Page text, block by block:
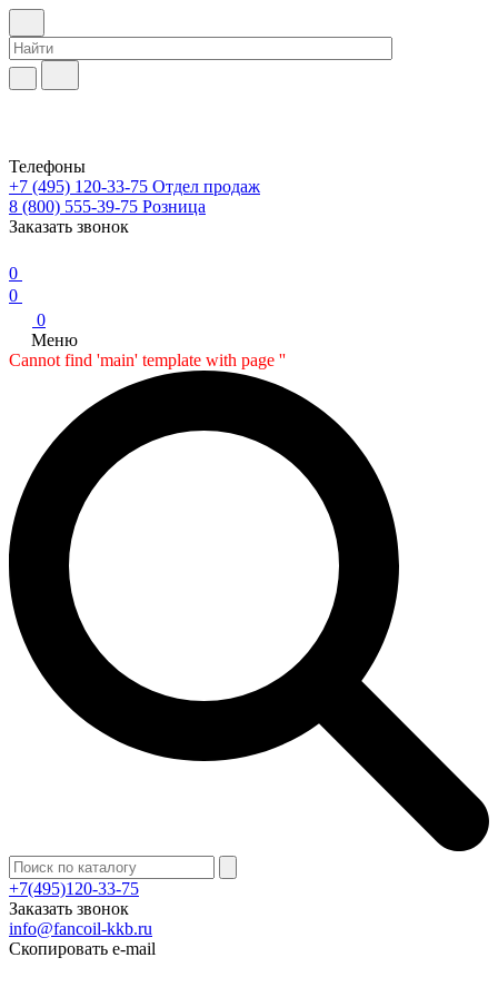
Телефоны
+7 (495) 120-33-75 Отдел продаж
8 (800) 555-39-75 Розница
Заказать звонок
0
0
0
Меню
Cannot find 'main' template with page ''
+7(495)120-33-75
Заказать звонок
info@fancoil-kkb.ru
Скопировать e-mail